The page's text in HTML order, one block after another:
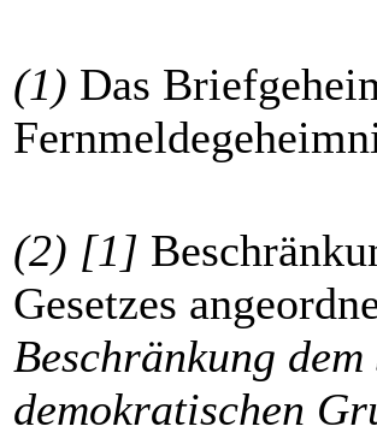
(1) Das
(2) [1]
Gesetzes
Beschränkung
demokratischen